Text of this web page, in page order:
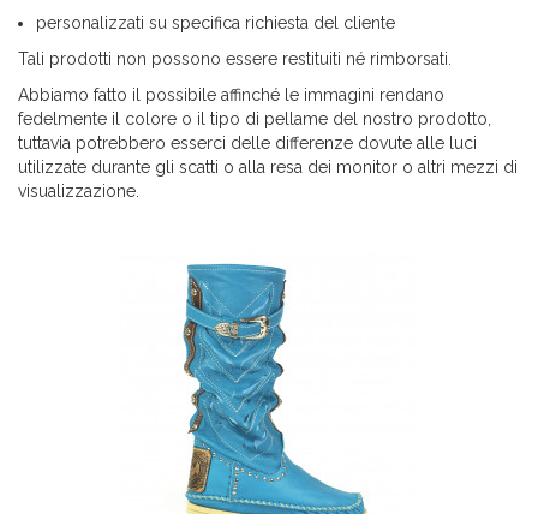
personalizzati su specifica richiesta del cliente
Tali prodotti non possono essere restituiti né rimborsati.
Abbiamo fatto il possibile affinché le immagini rendano
fedelmente il colore o il tipo di pellame del nostro prodotto,
tuttavia potrebbero esserci delle differenze dovute alle luci
utilizzate durante gli scatti o alla resa dei monitor o altri mezzi di
visualizzazione.